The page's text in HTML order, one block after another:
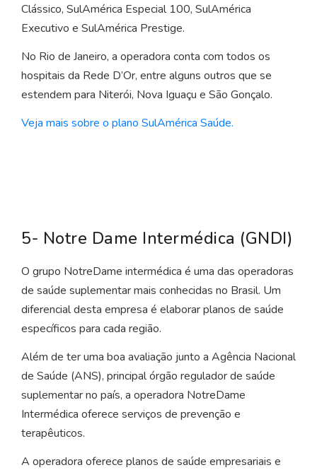
Clássico, SulAmérica Especial 100, SulAmérica
Executivo e SulAmérica Prestige.
No Rio de Janeiro, a operadora conta com todos os
hospitais da Rede D’Or, entre alguns outros que se
estendem para Niterói, Nova Iguaçu e São Gonçalo.
Veja mais sobre o plano SulAmérica Saúde.
5- Notre Dame Intermédica (GNDI)
O grupo NotreDame intermédica é uma das operadoras
de saúde suplementar mais conhecidas no Brasil. Um
diferencial desta empresa é elaborar planos de saúde
específicos para cada região.
Além de ter uma boa avaliação junto a Agência Nacional
de Saúde (ANS), principal órgão regulador de saúde
suplementar no país, a operadora NotreDame
Intermédica oferece serviços de prevenção e
terapêuticos.
A operadora oferece planos de saúde empresariais e